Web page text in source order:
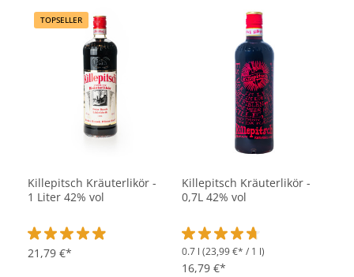
TOPSELLER
Killepitsch Kräuterlikör -
1 Liter 42% vol
Durchschnittliche Bewertung von 4.9 von 5 Sternen
21,79 €*
Killepitsch Kräuterlikör -
0,7L 42% vol
Durchschnittliche Bewertung
0.7 l (23,99 €* / 1 l)
16,79 €*